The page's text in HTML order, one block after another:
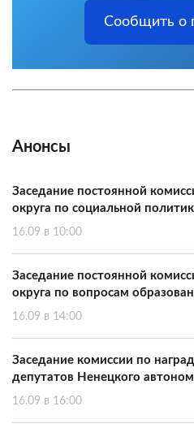
Сообщить о
Анонсы
Заседание постоянной
округа по социальной
16.09 в 10:00
Заседание постоянной
округа по вопросам
16.09 в 14:00
Заседание комиссии по
депутатов Ненецкого
16.09 в 16:00